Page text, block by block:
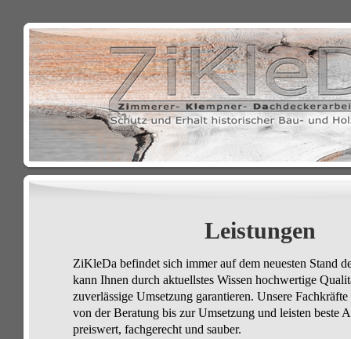
Leistungen
ZiKleDa befindet sich immer auf dem neuesten Stand
kann Ihnen durch aktuellstes Wissen hochwertige
zuverlässige Umsetzung garantieren. Unsere
von der Beratung bis zur Umsetzung und leisten beste
preiswert, fachgerecht und sauber.